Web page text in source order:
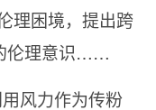
理困境，提出跨
伦理意识……
风力作为传粉